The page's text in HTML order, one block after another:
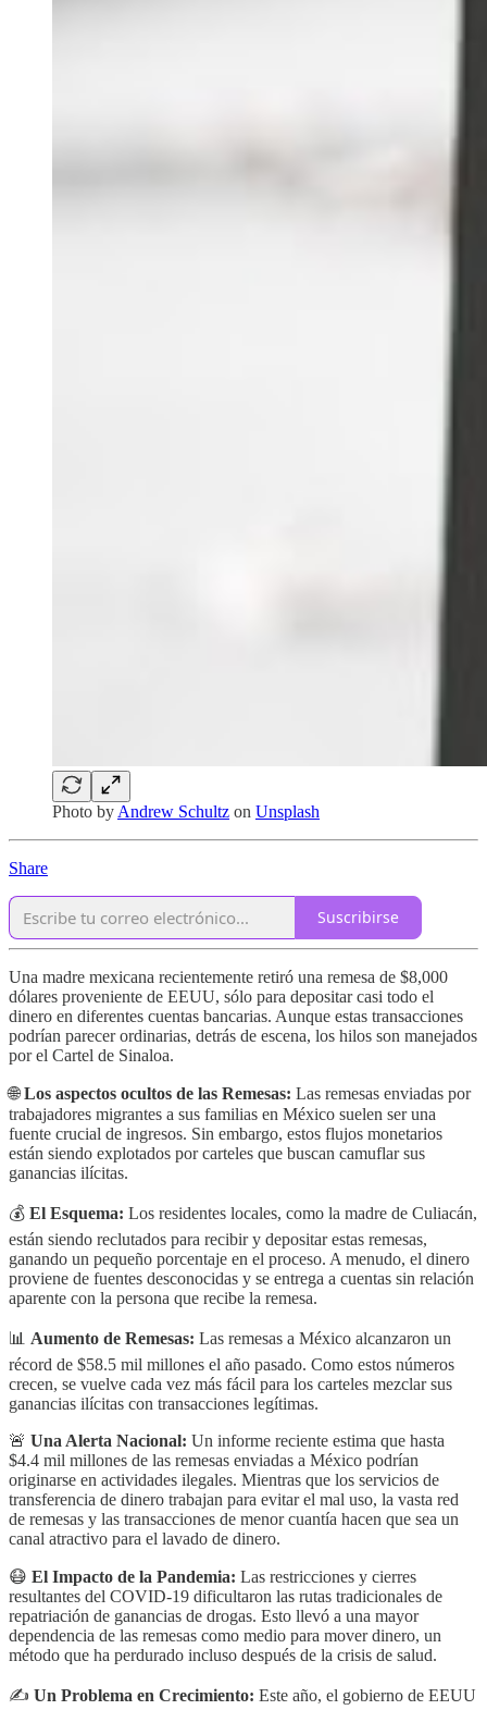
Photo by Andrew Schultz on Unsplash
Share
Suscribirse
Una madre mexicana recientemente retiró una remesa de $8,000
dólares proveniente de EEUU, sólo para depositar casi todo el
dinero en diferentes cuentas bancarias. Aunque estas transacciones
podrían parecer ordinarias, detrás de escena, los hilos son manejados
por el Cartel de Sinaloa.
🌐Los aspectos ocultos de las Remesas: Las remesas enviadas por
trabajadores migrantes a sus familias en México suelen ser una
fuente crucial de ingresos. Sin embargo, estos flujos monetarios
están siendo explotados por carteles que buscan camuflar sus
ganancias ilícitas.
💰 El Esquema: Los residentes locales, como la madre de Culiacán,
están siendo reclutados para recibir y depositar estas remesas,
ganando un pequeño porcentaje en el proceso. A menudo, el dinero
proviene de fuentes desconocidas y se entrega a cuentas sin relación
aparente con la persona que recibe la remesa.
📊 Aumento de Remesas: Las remesas a México alcanzaron un
récord de $58.5 mil millones el año pasado. Como estos números
crecen, se vuelve cada vez más fácil para los carteles mezclar sus
ganancias ilícitas con transacciones legítimas.
🚨 Una Alerta Nacional: Un informe reciente estima que hasta
$4.4 mil millones de las remesas enviadas a México podrían
originarse en actividades ilegales. Mientras que los servicios de
transferencia de dinero trabajan para evitar el mal uso, la vasta red
de remesas y las transacciones de menor cuantía hacen que sea un
canal atractivo para el lavado de dinero.
😷 El Impacto de la Pandemia: Las restricciones y cierres
resultantes del COVID-19 dificultaron las rutas tradicionales de
repatriación de ganancias de drogas. Esto llevó a una mayor
dependencia de las remesas como medio para mover dinero, un
método que ha perdurado incluso después de la crisis de salud.
✍ Un Problema en Crecimiento: Este año, el gobierno de EEUU